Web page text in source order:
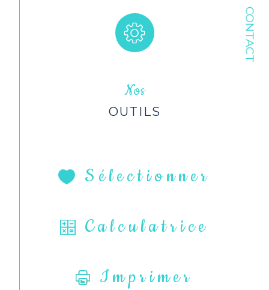
CONTACT
Nos
OUTILS
Sélectionner
Calculatrice
Imprimer